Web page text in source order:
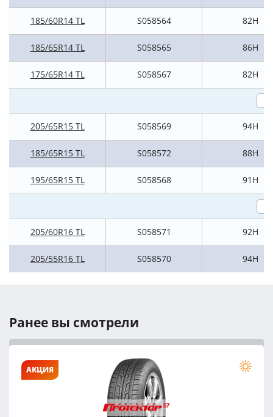
185/60R14 TL S058564 82H
185/65R14 TL S058565 86H
175/65R14 TL S058567 82H
205/65R15 TL S058569 94H
185/65R15 TL S058572 88H
195/65R15 TL S058568 91H
205/60R16 TL S058571 92H
205/55R16 TL S058570 94H
Ранее вы смотрели
АКЦИЯ